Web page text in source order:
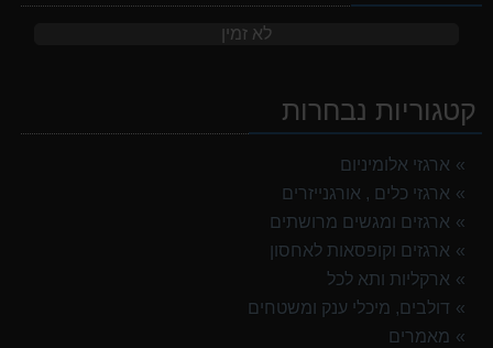
לא זמין
קטגוריות נבחרות
ארגזי אלומיניום
ארגזי כלים , אורגנייזרים
ארגזים ומגשים מרושתים
ארגזים וקופסאות לאחסון
ארקליות ותא לכל
דולבים, מיכלי ענק ומשטחים
מאמרים